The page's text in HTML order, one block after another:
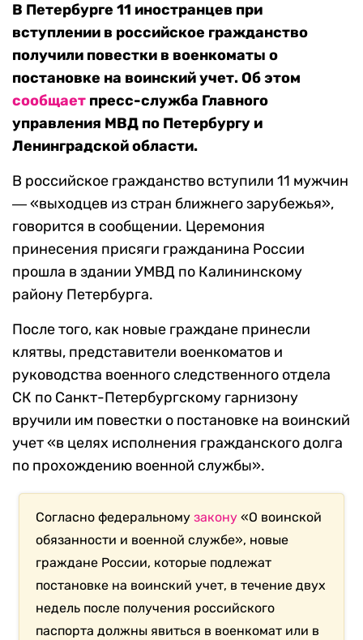
В Петербурге 11 иностранцев при
вступлении в российское гражданство
получили повестки в военкоматы о
постановке на воинский учет. Об этом
сообщает пресс-служба Главного
управления МВД по Петербургу и
Ленинградской области.
В российское гражданство вступили 11 мужчин
― «выходцев из стран ближнего зарубежья»,
говорится в сообщении. Церемония
принесения присяги гражданина России
прошла в здании УМВД по Калининскому
району Петербурга.
После того, как новые граждане принесли
клятвы, представители военкоматов и
руководства военного следственного отдела
СК по Санкт-Петербургскому гарнизону
вручили им повестки о постановке на воинский
учет «в целях исполнения гражданского долга
по прохождению военной службы».
Согласно федеральномузакону «О воинской
обязанности и военной службе», новые
граждане России, которые подлежат
постановке на воинский учет, в течение двух
недель после получения российского
паспорта должны явиться в военкомат или в